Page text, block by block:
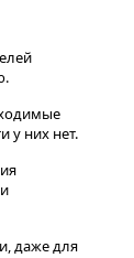
у них нет.
даже для